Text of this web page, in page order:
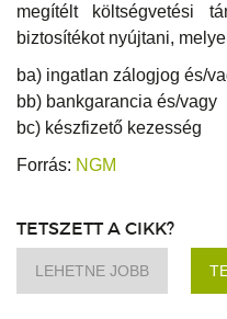
megítélt költségvetési
biztosítékot nyújtani,
ba) ingatlan zálogjog és/
bb) bankgarancia és/vagy
bc) készfizető kezesség
Forrás: NGM
TETSZETT A CIKK?
LEHETNE JOBB